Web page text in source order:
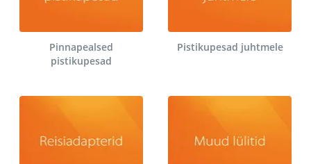
Pinnapealsed
pistikupesad
Pistikupesad juhtmele